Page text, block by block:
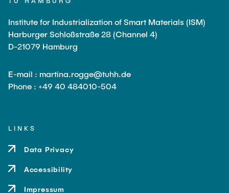
Institute for Industrialization of Smart Materials (ISM)
Harburger Schloßstraße 28 (Channel 4)
D-21079 Hamburg
E-mail : martina.rogge@tuhh.de
Phone : +49 40 484010-504
LINKS
Data Privacy
Accessibility
Impressum